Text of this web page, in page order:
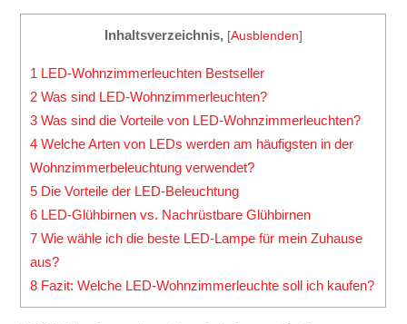
Inhaltsverzeichnis, [Ausblenden]
1 LED-Wohnzimmerleuchten Bestseller
2 Was sind LED-Wohnzimmerleuchten?
3 Was sind die Vorteile von LED-Wohnzimmerleuchten?
4 Welche Arten von LEDs werden am häufigsten in der
Wohnzimmerbeleuchtung verwendet?
5 Die Vorteile der LED-Beleuchtung
6 LED-Glühbirnen vs. Nachrüstbare Glühbirnen
7 Wie wähle ich die beste LED-Lampe für mein Zuhause
aus?
8 Fazit: Welche LED-Wohnzimmerleuchte soll ich kaufen?